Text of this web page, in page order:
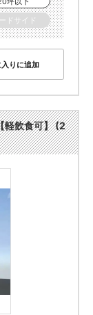
ドサイド
りに追加
軽飲食可】 (2